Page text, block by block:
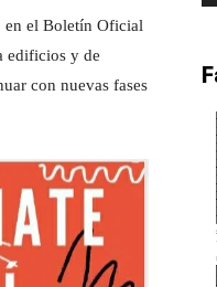
en el Boletín Oficial
edificios y de
con nuevas fases